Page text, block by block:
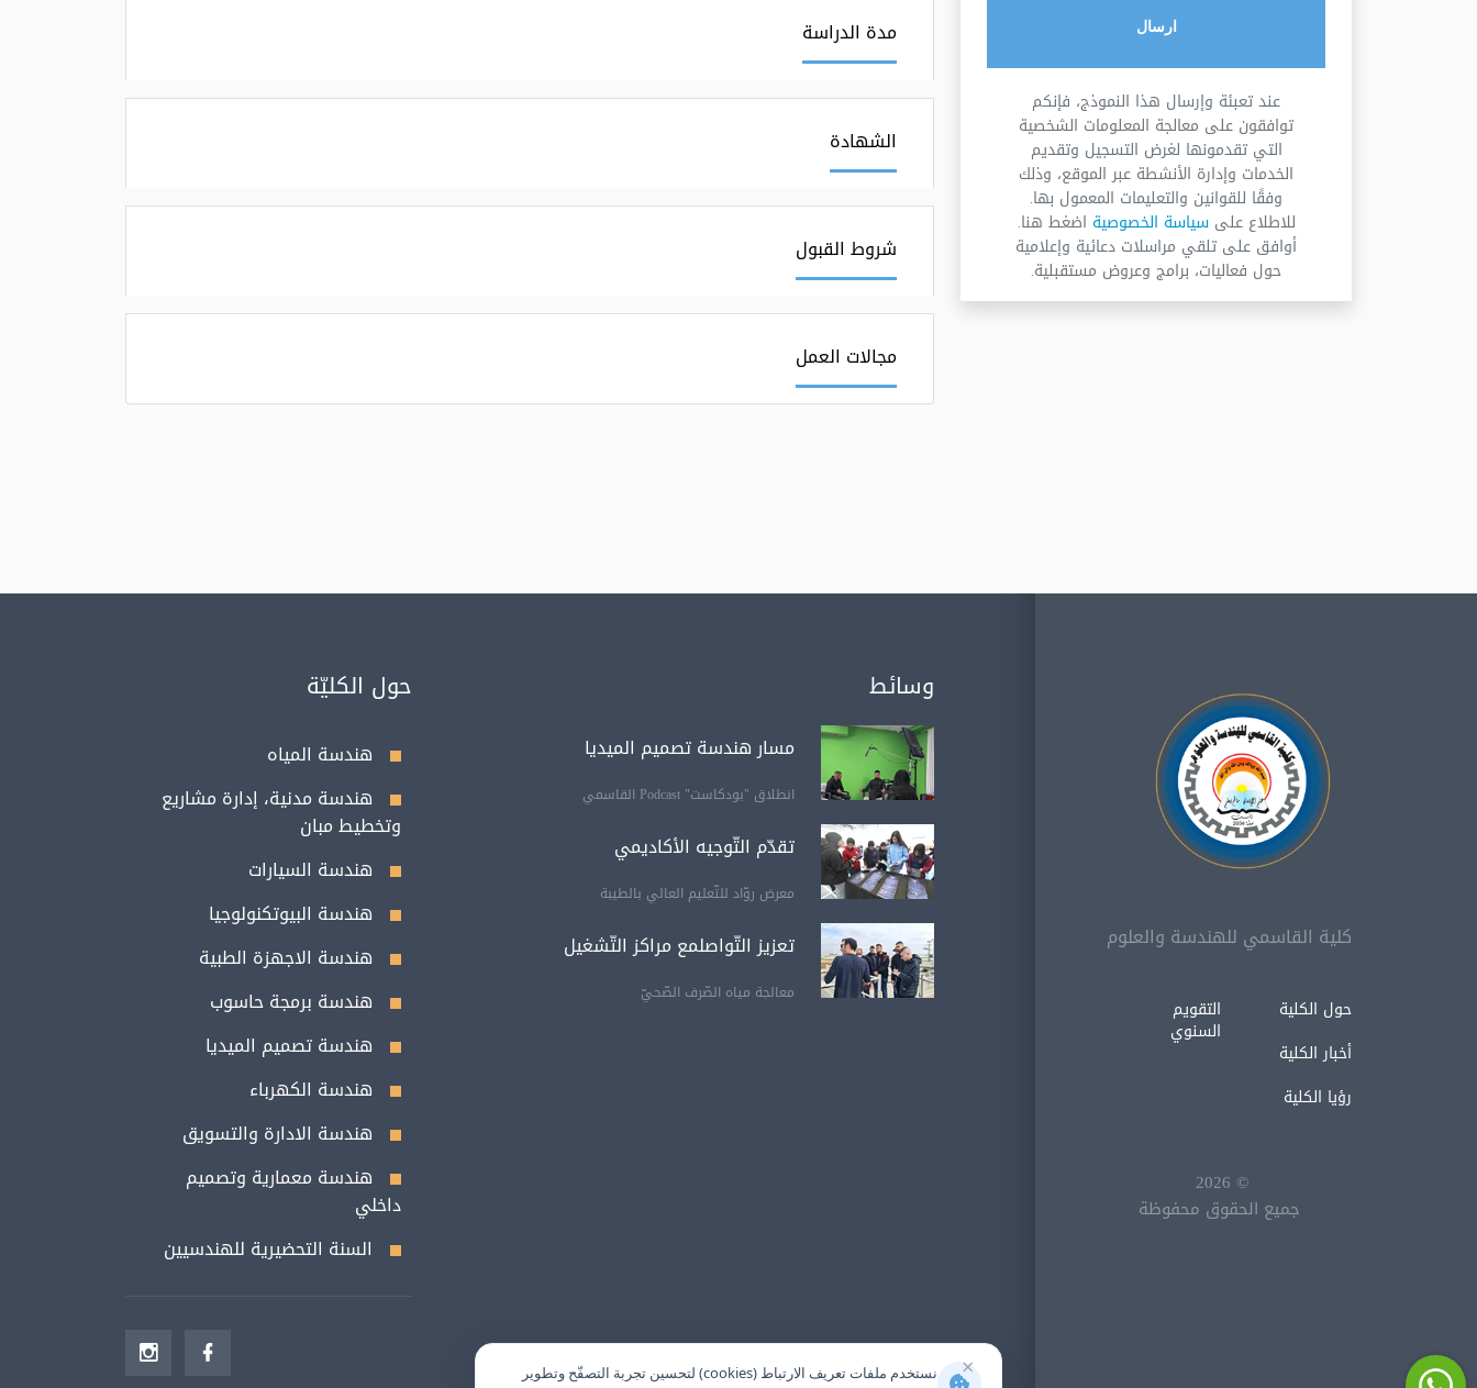
مدة الدراسة
الشهادة
شروط القبول
مجالات العمل
ارسال
عند تعبئة وإرسال هذا النموذج، فإنكم
توافقون على معالجة المعلومات الشخصية
التي تقدمونها لغرض التسجيل وتقديم
الخدمات وإدارة الأنشطة عبر الموقع، وذلك
وفقًا للقوانين والتعليمات المعمول بها.
للاطلاع علىسياسة الخصوصية اضغط هنا.
أوافق على تلقي مراسلات دعائية وإعلامية
حول فعاليات، برامج وعروض مستقبلية.
كلية القاسمي للهندسة والعلوم
حول الكلية
أخبار الكلية
رؤيا الكلية
التقويم
السنوي
©
2026
جميع الحقوق محفوظة
وسائط
مسار هندسة تصميم الميديا
انطلاق "بودكاست" Podcast القاسمي
تقدّم التّوجيه الأكاديمي
معرض روّاد للتّعليم العالي بالطيبة
تعزيز التّواصلمع مراكز التّشغيل
معالجة مياه الصّرف الصّحيّ
حول الكليّة
هندسة المياه
هندسة مدنية، إدارة مشاريع
وتخطيط مبان
هندسة السيارات
هندسة البيوتكنولوجيا
هندسة الاجهزة الطبية
هندسة برمجة حاسوب
هندسة تصميم الميديا
هندسة الكهرباء
هندسة الادارة والتسويق
هندسة معمارية وتصميم
داخلي
السنة التحضيرية للهندسيين
×
نستخدم ملفات تعريف الارتباط (cookies) لتحسين تجربة التصفّح وتطوير